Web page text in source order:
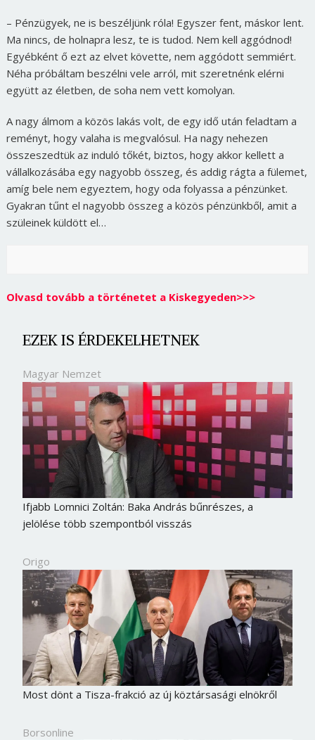
– Pénzügyek, ne is beszéljünk róla! Egyszer fent, máskor lent.
Ma nincs, de holnapra lesz, te is tudod. Nem kell aggódnod!
Egyébként ő ezt az elvet követte, nem aggódott semmiért.
Néha próbáltam beszélni vele arról, mit szeretnénk elérni
együtt az életben, de soha nem vett komolyan.
A nagy álmom a közös lakás volt, de egy idő után feladtam a
reményt, hogy valaha is megvalósul. Ha nagy nehezen
összeszedtük az induló tőkét, biztos, hogy akkor kellett a
vállalkozásába egy nagyobb összeg, és addig rágta a fülemet,
amíg bele nem egyeztem, hogy oda folyassa a pénzünket.
Gyakran tűnt el nagyobb összeg a közös pénzünkből, amit a
szüleinek küldött el…
Olvasd tovább a történetet a Kiskegyeden>>>
EZEK IS ÉRDEKELHETNEK
Magyar Nemzet
Ifjabb Lomnici Zoltán: Baka András bűnrészes, a
jelölése több szempontból visszás
Origo
Most dönt a Tisza-frakció az új köztársasági elnökről
Borsonline